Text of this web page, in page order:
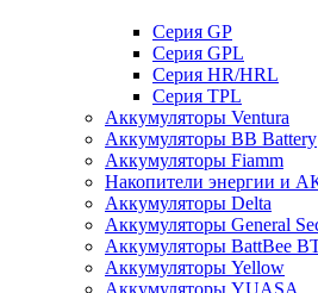
Cерия GP
Серия GPL
Серия HR/HRL
Серия TPL
Аккумуляторы Ventura
Аккумуляторы BB Battery
Аккумуляторы Fiamm
Накопители энергии и
Аккумуляторы Delta
Аккумуляторы General
Аккумуляторы BattBee
Аккумуляторы Yellow
Аккумуляторы YUASA